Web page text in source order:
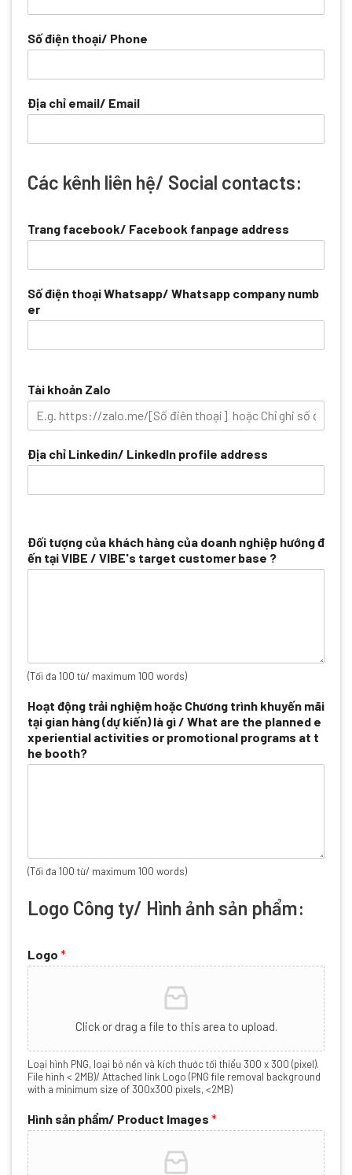
Số điện thoại/ Phone
Địa chỉ email/ Email
Các kênh liên hệ/ Social contacts:
Trang facebook/ Facebook fanpage address
Số điện thoại Whatsapp/ Whatsapp company numb
er
Tài khoản Zalo
Địa chỉ Linkedin/ LinkedIn profile address
Đối tượng của khách hàng của doanh nghiệp hướng đ
ến tại VIBE / VIBE's target customer base ?
(Tối đa 100 từ/ maximum 100 words)
Hoạt động trải nghiệm hoặc Chương trình khuyến mãi
tại gian hàng (dự kiến) là gì / What are the planned e
xperiential activities or promotional programs at t
he booth?
(Tối đa 100 từ/ maximum 100 words)
Logo Công ty/ Hình ảnh sản phẩm:
Logo *
Click or drag a file to this area to upload.
Loại hình PNG, loại bỏ nền và kích thước tối thiểu 300 x 300 (pixel).
File hình < 2MB)/ Attached link Logo (PNG file removal background
with a minimum size of 300x300 pixels, <2MB)
Hình sản phẩm/ Product Images *